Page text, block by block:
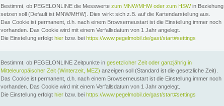
Bestimmt, ob PEGELONLINE die Messwerte zum MNW/MHW oder zum HSWin Beziehung
setzen soll (Default ist MNW/MHW). Dies wirkt sich z.B. auf die Kartendarstellung aus.
Das Cookie ist permanent, d.h. nach einem Browserneustart ist die Einstellung immer noch
vorhanden. Das Cookie wird mit einem Verfallsdatum von 1 Jahr angelegt.
Die Einstellung erfolgt hier bzw. bei https://www.pegelmobil.de/gast/start#settings
Bestimmt, ob PEGELONLINE Zeitpunkte in gesetzlicher Zeit oder ganzjährig in
Mitteleuropäischer Zeit (Winterzeit, MEZ) anzeigen soll (Standard ist die gesetzliche Zeit).
Das Cookie ist permanent, d.h. nach einem Browserneustart ist die Einstellung immer noch
vorhanden. Das Cookie wird mit einem Verfallsdatum von 1 Jahr angelegt.
Die Einstellung erfolgt hier bzw. bei https://www.pegelmobil.de/gast/start#settings